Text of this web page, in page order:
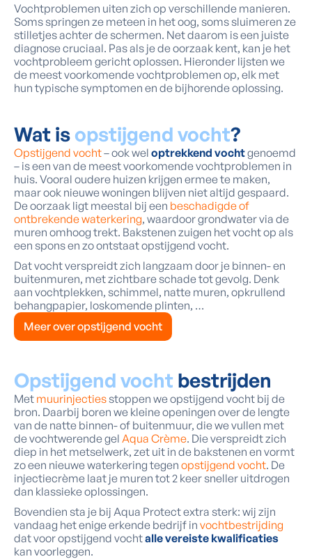
Vochtproblemen uiten zich op verschillende manieren.
Soms springen ze meteen in het oog, soms sluimeren ze
stilletjes achter de schermen. Net daarom is een juiste
diagnose cruciaal. Pas als je de oorzaak kent, kan je het
vochtprobleem gericht oplossen. Hieronder lijsten we
de meest voorkomende vochtproblemen op, elk met
hun typische symptomen en de bijhorende oplossing.
Wat is opstijgend vocht?
Opstijgend vocht– ook wel optrekkend vochtgenoemd
– is een van de meest voorkomende vochtproblemen in
huis. Vooral oudere huizen krijgen ermee te maken,
maar ook nieuwe woningen blijven niet altijd gespaard.
De oorzaak ligt meestal bij een beschadigde of
ontbrekende waterkering, waardoor grondwater via de
muren omhoog trekt. Bakstenen zuigen het vocht op als
een spons en zo ontstaat opstijgend vocht.
Dat vocht verspreidt zich langzaam door je binnen- en
buitenmuren, met zichtbare schade tot gevolg. Denk
aan vochtplekken, schimmel, natte muren, opkrullend
behangpapier, loskomende plinten, …
Meer over opstijgend vocht
Opstijgend vocht bestrijden
Met muurinjectiesstoppen we opstijgend vocht bij de
bron. Daarbij boren we kleine openingen over de lengte
van de natte binnen- of buitenmuur, die we vullen met
de vochtwerende gel Aqua Crème. Die verspreidt zich
diep in het metselwerk, zet uit in de bakstenen en vormt
zo een nieuwe waterkering tegen opstijgend vocht. De
injectiecrème laat je muren tot 2 keer sneller uitdrogen
dan klassieke oplossingen.
Bovendien sta je bij Aqua Protect extra sterk: wij zijn
vandaag het enige erkende bedrijf in vochtbestrijding
dat voor opstijgend vochtalle vereiste kwalificaties
kan voorleggen.